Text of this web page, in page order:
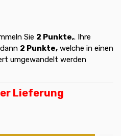
Sie 2 Punkte,. Ihre
2 Punkte, welche in einen
umgewandelt werden
Lieferung